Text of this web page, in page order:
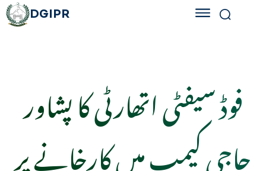
DGIPR
فوڈ سیفٹی اتھارٹی کا پشاور
حاجی کیمپ میں کارخانے پر